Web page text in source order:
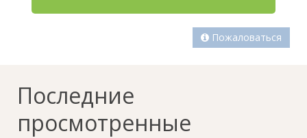
Пожаловаться
Последние
просмотренные